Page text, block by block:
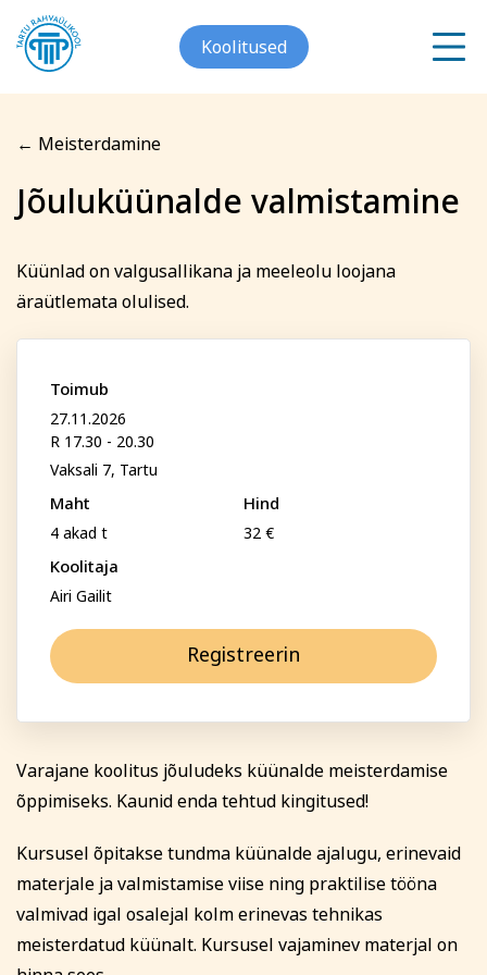
Koolitused
Arvuti ja töö Keeled
Meist
Grupitellimused
Facebook
← Meisterdamine
Jõuluküünalde valmistamine
Küünlad on valgusallikana ja meeleolu loojana
äraütlemata olulised.
Toimub
27.11.2026
R 17.30 - 20.30
Vaksali 7, Tartu
Maht
4 akad t
Hind
32 €
Koolitaja
Airi Gailit
Registreerin
Varajane koolitus jõuludeks küünalde meisterdamise
õppimiseks. Kaunid enda tehtud kingitused!
Kursusel õpitakse tundma küünalde ajalugu, erinevaid
materjale ja valmistamise viise ning praktilise tööna
valmivad igal osalejal kolm erinevas tehnikas
meisterdatud küünalt. Kursusel vajaminev materjal on
Registreerin koolitusele
Jõuluküünalde
valmistamine
Eesnimi
Telefon
E-posti aadress
Isikukood
Sisesta osaleja isikukood, et vältida segadust
nimekaimudega.
Tasumine